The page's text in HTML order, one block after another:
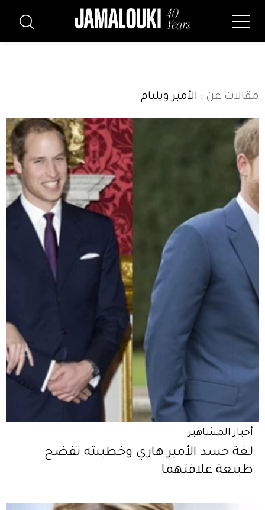
مقالات عن : الأمير ويليام
أخبار المشاهير
لغة جسد الأمير هاري وخطيبته تفضح
طبيعة علاقتهما